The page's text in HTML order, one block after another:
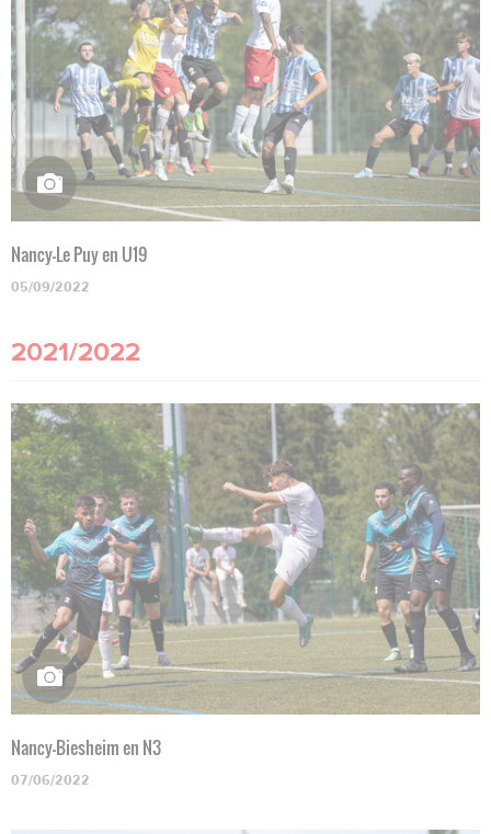
Nancy-Le Puy en U19
05/09/2022
2021/2022
Nancy-Biesheim en N3
07/06/2022